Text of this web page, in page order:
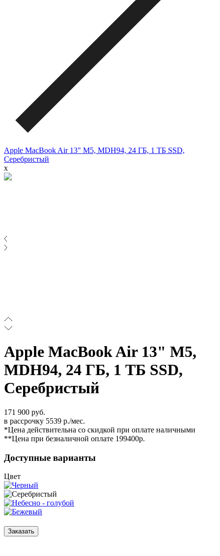
Apple MacBook Air 13" M5, MDH94, 24 ГБ, 1 ТБ SSD,
Серебристый
x
Apple MacBook Air 13" M5,
MDH94, 24 ГБ, 1 ТБ SSD,
Серебристый
171 900 руб.
в рассрочку 5539 р./мес.
*Цена действительна со скидкой при оплате наличными
**Цена при безналичной оплате 199400р.
Доступные варианты
Цвет
Заказать